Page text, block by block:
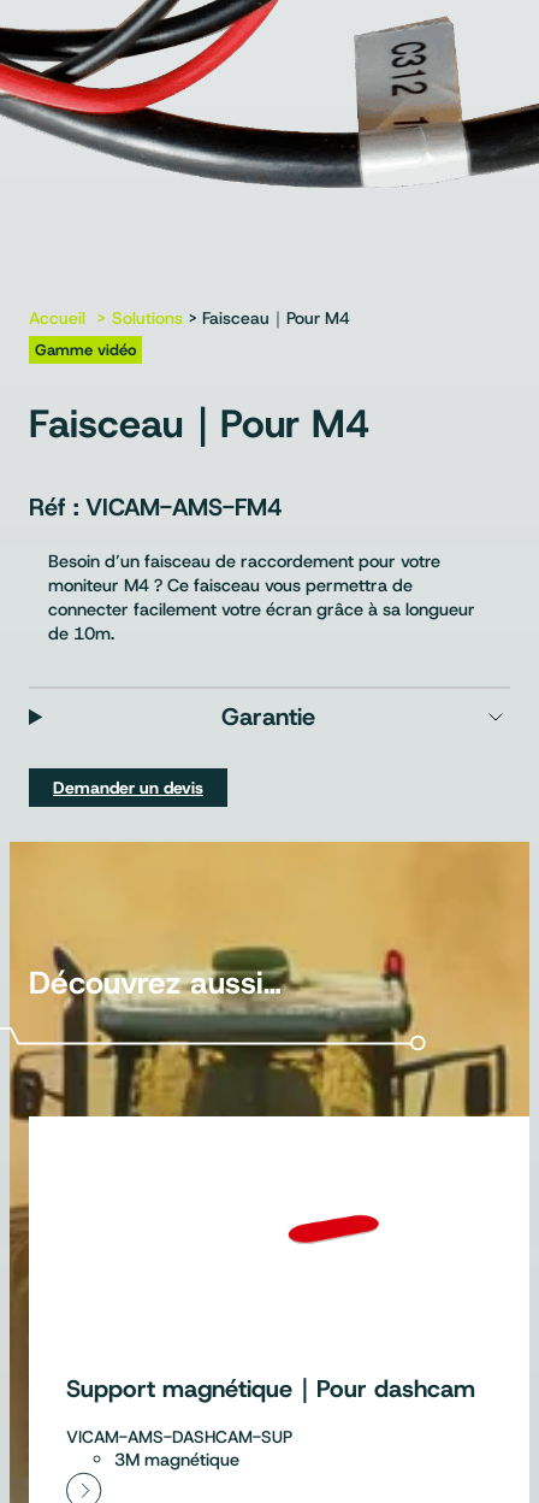
Accueil Solutions > Faisceau｜Pour M4
Gamme vidéo
Faisceau｜Pour M4
VICAM-AMS-FM4
Besoin d’un faisceau de raccordement pour votre
moniteur M4 ? Ce faisceau vous permettra de
connecter facilement votre écran grâce à sa longueur
de 10m.
Garantie
Demander un devis
Découvrez aussi…
Support magnétique｜Pour dashcam
VICAM-AMS-DASHCAM-SUP
3M magnétique